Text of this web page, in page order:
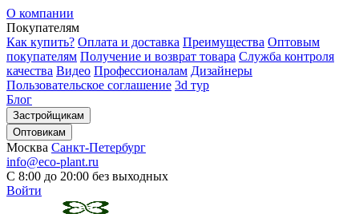
О компании
Покупателям
Как купить? Оплата и доставка Преимущества Оптовым
покупателям Получение и возврат товара Служба контроля
качества Видео Профессионалам Дизайнеры
Пользовательское соглашение 3d тур
Блог
Застройщикам
Оптовикам
Москва Санкт-Петербург
info@eco-plant.ru
С 8:00 до 20:00 без выходных
Войти